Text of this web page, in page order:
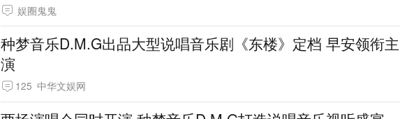
娱圈鬼鬼
种梦音乐D.M.G出品大型说唱音乐剧《东楼》定档 早安领衔主
演
125 中华文娱网